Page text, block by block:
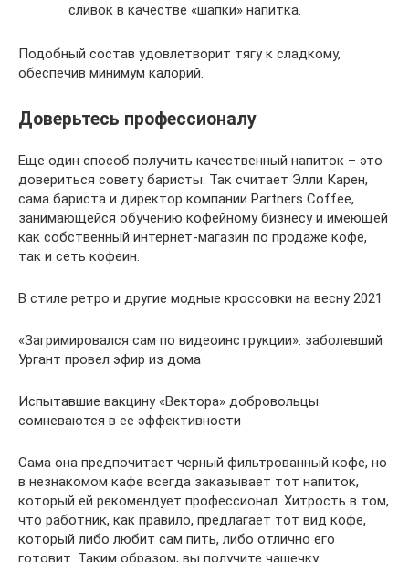
сливок в качестве «шапки» напитка.
Подобный состав удовлетворит тягу к сладкому,
обеспечив минимум калорий.
Доверьтесь профессионалу
Еще один способ получить качественный напиток – это
довериться совету баристы. Так считает Элли Карен,
сама бариста и директор компании Partners Coffee,
занимающейся обучению кофейному бизнесу и имеющей
как собственный интернет-магазин по продаже кофе,
так и сеть кофеин.
В стиле ретро и другие модные кроссовки на весну 2021
«Загримировался сам по видеоинструкции»: заболевший
Ургант провел эфир из дома
Испытавшие вакцину «Вектора» добровольцы
сомневаются в ее эффективности
Сама она предпочитает черный фильтрованный кофе, но
в незнакомом кафе всегда заказывает тот напиток,
который ей рекомендует профессионал. Хитрость в том,
что работник, как правило, предлагает тот вид кофе,
который либо любит сам пить, либо отлично его
готовит. Таким образом, вы получите чашечку